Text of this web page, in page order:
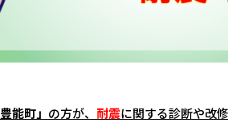
能町」 の方が、 耐震に関する診断や改